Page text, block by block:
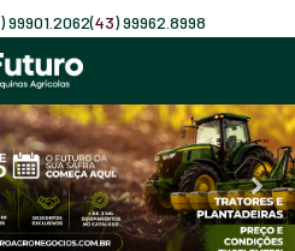
) 99901.2062(43) 99962.8998